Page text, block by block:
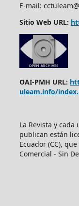
E-mail:
Sitio Web URL:
OAI-PMH URL:
uleam.info/
La Revista y
publican están
Ecuador (CC),
Comercial - Sin